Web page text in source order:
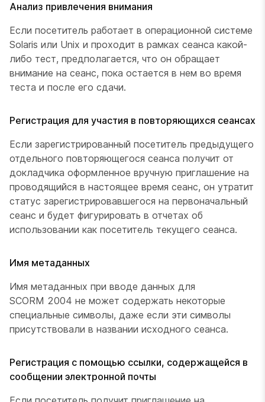
Анализ привлечения внимания
Если посетитель работает в операционной системе
Solaris или Unix и проходит в рамках сеанса какой-
либо тест, предполагается, что он обращает
внимание на сеанс, пока остается в нем во время
теста и после его сдачи.
Регистрация для участия в повторяющихся сеансах
Если зарегистрированный посетитель предыдущего
отдельного повторяющегося сеанса получит от
докладчика оформленное вручную приглашение на
проводящийся в настоящее время сеанс, он утратит
статус зарегистрировавшегося на первоначальный
сеанс и будет фигурировать в отчетах об
использовании как посетитель текущего сеанса.
Имя метаданных
Имя метаданных при вводе данных для
SCORM 2004 не может содержать некоторые
специальные символы, даже если эти символы
присутствовали в названии исходного сеанса.
Регистрация с помощью ссылки, содержащейся в
сообщении электронной почты